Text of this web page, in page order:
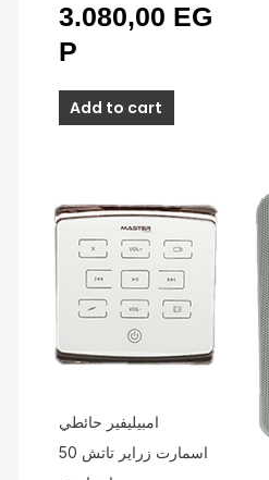
3.080,00 EG
P
Add to cart
امبيليفير حائطي
اسمارت زراير تاتش 50